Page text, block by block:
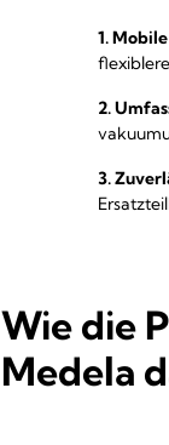
1.
2.
3.
Wie die
Medela